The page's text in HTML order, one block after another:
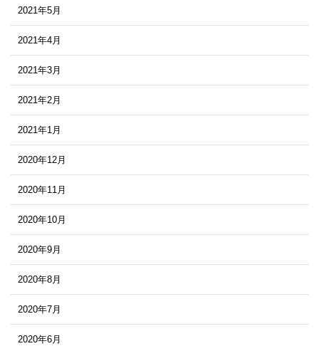
2021年5月
2021年4月
2021年3月
2021年2月
2021年1月
2020年12月
2020年11月
2020年10月
2020年9月
2020年8月
2020年7月
2020年6月